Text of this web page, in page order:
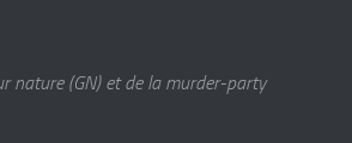
nature (GN) et de la murder-party